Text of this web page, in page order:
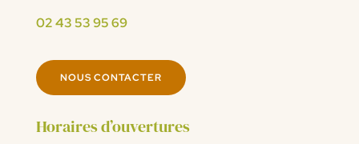
02 43 53 95 69
NOUS CONTACTER
Horaires d’ouvertures